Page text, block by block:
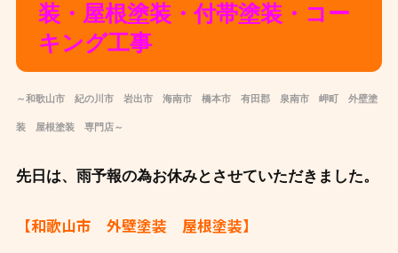
装・屋根塗装・付帯塗装・コー
キング工事
～和歌山市 紀の川市 岩出市 海南市 橋本市 有田郡 泉南市 岬町 外壁塗
装 屋根塗装 専門店～
先日は、雨予報の為お休みとさせていただきました。
【和歌山市 外壁塗装 屋根塗装】